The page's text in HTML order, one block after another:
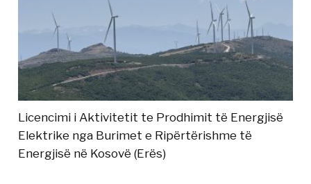
Licencimi i Aktivitetit te Prodhimit të Energjisë
Elektrike nga Burimet e Ripërtërishme të
Energjisë në Kosovë (Erës)